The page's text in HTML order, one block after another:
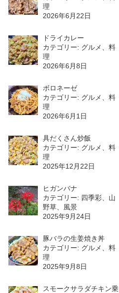
理
2026年6月22日
ドライカレー
カテゴリー: グルメ、料
理
2026年6月8日
ボロネーゼ
カテゴリー: グルメ、料
理
2026年6月1日
具だくさん炒飯
カテゴリー: グルメ、料
理
2025年12月22日
ヒガンバナ
カテゴリー: 四季彩、山
野草、風景
2025年9月24日
豚バラの生姜焼き丼
カテゴリー: グルメ、料
理
2025年9月8日
スモークサラダチキン乗